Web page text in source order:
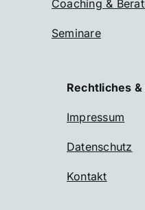
Coaching &
Seminare
Rechtliches
Impressum
Datenschutz
Kontakt